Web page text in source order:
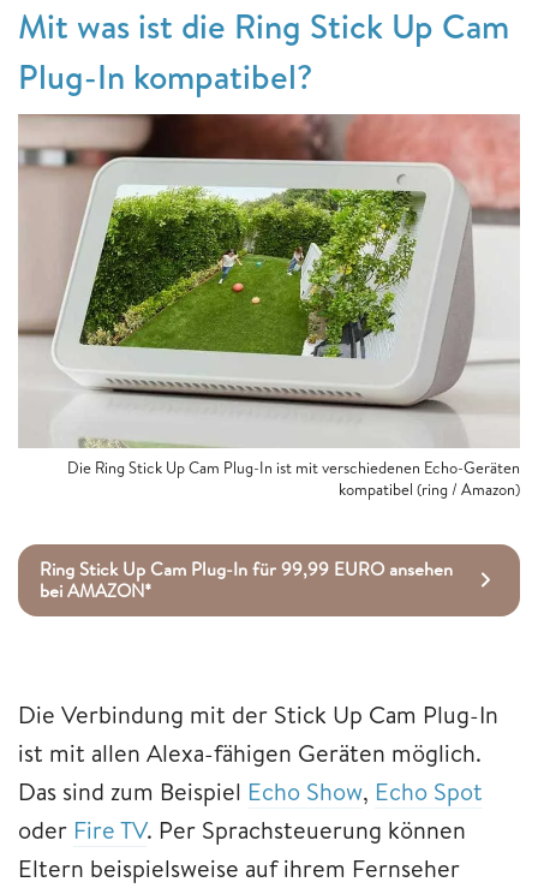
Mit was ist die Ring Stick Up Cam
Plug-In kompatibel?
Die Ring Stick Up Cam Plug-In ist mit verschiedenen Echo-Geräten
kompatibel (ring / Amazon)
Ring Stick Up Cam Plug-In für 99,99 EURO ansehen
bei AMAZON*
Die Verbindung mit der Stick Up Cam Plug-In
ist mit allen Alexa-fähigen Geräten möglich.
Das sind zum Beispiel Echo Show, Echo Spot
oder Fire TV. Per Sprachsteuerung können
Eltern beispielsweise auf ihrem Fernseher